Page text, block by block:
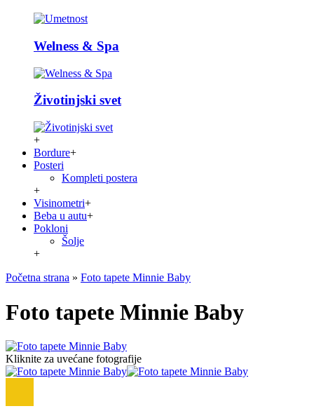
Welness & Spa
Životinjski svet
+
Bordure+
Posteri
Kompleti postera
+
Visinometri+
Beba u autu+
Pokloni
Šolje
+
Početna strana » Foto tapete Minnie Baby
Foto tapete Minnie Baby
Kliknite za uvećane fotografije